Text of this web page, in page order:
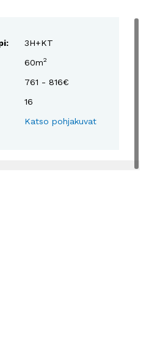
3H+KT
60m2
761 - 816€
16
Katso pohjakuvat